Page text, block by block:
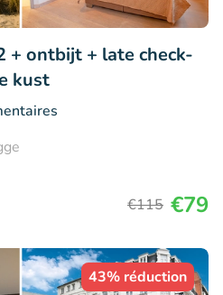
+ ontbijt + late check-
kust
€115 €79
43% réduction